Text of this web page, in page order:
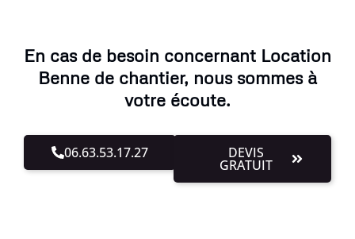
En cas de besoin concernant Location
Benne de chantier, nous sommes à
votre écoute.
06.63.53.17.27 DEVIS
GRATUIT